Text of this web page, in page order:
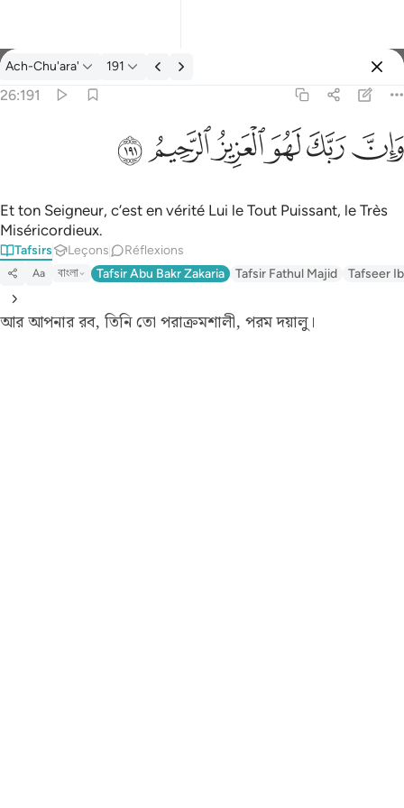
Tafsir: Ach-Chu'ara' 26:191
Ach-Chu'ara' 191
26:191
وَإِنَّ رَبَّكَ لَهُوَ ٱلْعَزِيزُ ٱلرَّحِيمُ ١٩١
ﱽﱾﱿﲀﲁﲂ
Et ton Seigneur, c’est en vérité Lui le Tout Puissant, le Très
Miséricordieux.
Tafsirs Leçons Réflexions
Aa বাংলা Tafsir Abu Bakr Zakaria Tafsir Fathul Majid Tafseer
আর আপনার রব, তিনি তো পরাক্রমশালী, পরম দয়ালু।